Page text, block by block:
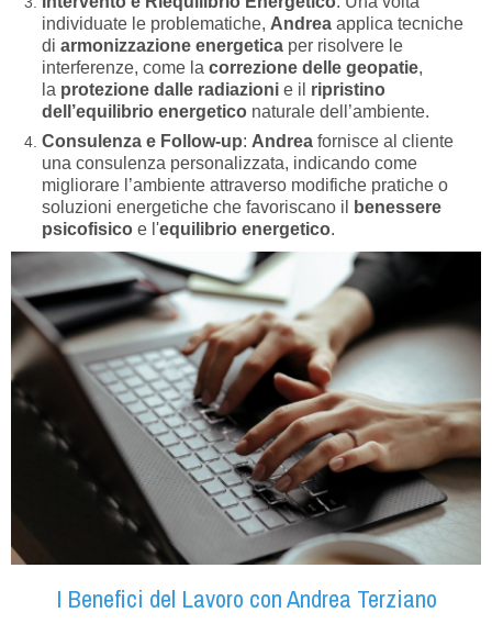
individuate le problematiche, Andrea applica tecniche
di armonizzazione energetica per risolvere le
interferenze, come la correzione delle geopatie,
la protezione dalle radiazioni e il ripristino
dell’equilibrio energetico naturale dell’ambiente.
Consulenza e Follow-up: Andrea fornisce al cliente
una consulenza personalizzata, indicando come
migliorare l’ambiente attraverso modifiche pratiche o
soluzioni energetiche che favoriscano il
benessere
psicofisico e l'equilibrio energetico.
I Benefici del Lavoro con Andrea Terziano